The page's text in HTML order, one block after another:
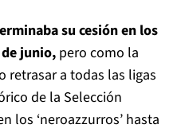
su cesión en los
junio, pero como la
retrasar a todas las ligas
de la Selección
los ‘neroazzurros’ hasta